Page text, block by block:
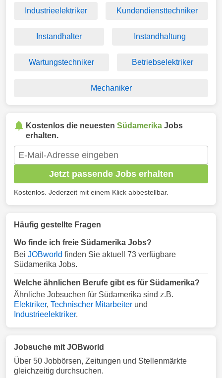
Industrieelektriker Kundendiensttechniker
Instandhalter Instandhaltung
Wartungstechniker Betriebselektriker
Mechaniker
Kostenlos die neuesten Südamerika Jobs
erhalten.
Jetzt passende Jobs erhalten
Kostenlos. Jederzeit mit einem Klick abbestellbar.
Häufig gestellte Fragen
Wo finde ich freie Südamerika Jobs?
Bei JOBworld finden Sie aktuell 73 verfügbare
Südamerika Jobs.
Welche ähnlichen Berufe gibt es für Südamerika?
Ähnliche Jobsuchen für Südamerika sind z.B.
Elektriker, Technischer Mitarbeiter und
Industrieelektriker.
Jobsuche mit JOBworld
Über 50 Jobbörsen, Zeitungen und Stellenmärkte
gleichzeitig durchsuchen.